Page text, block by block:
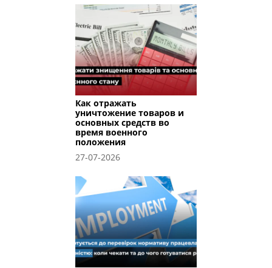
Как отражать
уничтожение товаров и
основных средств во
время военного
положения
27-07-2026